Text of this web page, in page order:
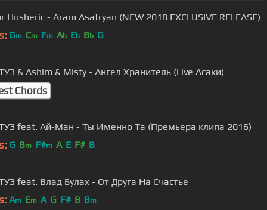
Husheric - Aram Asatryan (NEW 2018 EXCLUSIVE RELEASE)
Gm Cm Fm Ab Eb Bb G
& Ashim & Misty - Ангел Хранитель (Live Асаки)
Chords
feat. Ай-Ман - Ты Именно Та (Премьера клипа 2016)
G Bm F#m A E F# B
feat. Влад Булах - От Друга На Счастье
Am Em A G F# B Bm